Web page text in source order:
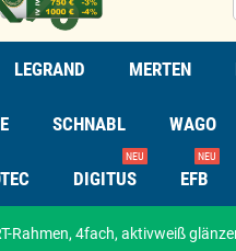
LEGRAND MERTEN
SCHNABL WAGO
DIGITUS
NEU
EFB
NEU
Rahmen, 4fach, aktivweiß